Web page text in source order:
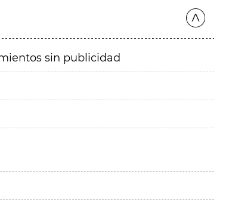
sin publicidad